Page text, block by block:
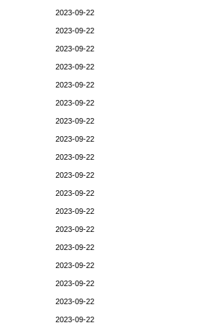
2023-09-22
2023-09-22
2023-09-22
2023-09-22
2023-09-22
2023-09-22
2023-09-22
2023-09-22
2023-09-22
2023-09-22
2023-09-22
2023-09-22
2023-09-22
2023-09-22
2023-09-22
2023-09-22
2023-09-22
2023-09-22